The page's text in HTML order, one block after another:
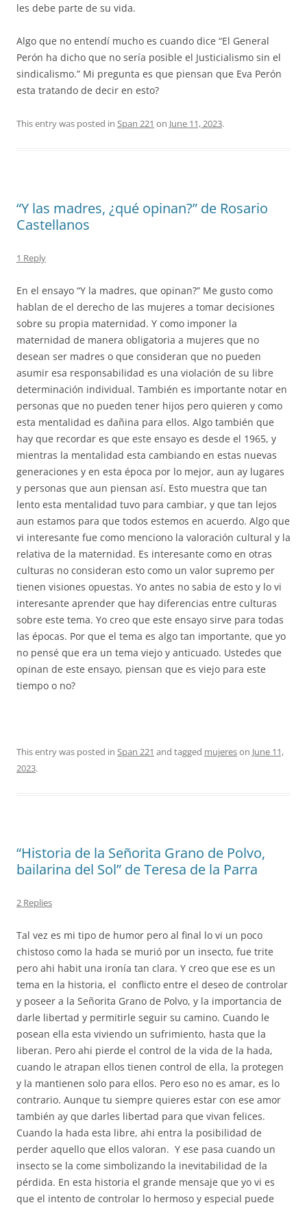
les debe parte de su vida.
Algo que no entendí mucho es cuando dice “El General
Perón ha dicho que no sería posible el Justicialismo sin el
sindicalismo.” Mi pregunta es que piensan que Eva Perón
esta tratando de decir en esto?
This entry was posted in Span 221 on June 11, 2023.
“Y las madres, ¿qué opinan?” de Rosario
Castellanos
1 Reply
En el ensayo “Y la madres, que opinan?” Me gusto como
hablan de el derecho de las mujeres a tomar decisiones
sobre su propia maternidad. Y como imponer la
maternidad de manera obligatoria a mujeres que no
desean ser madres o que consideran que no pueden
asumir esa responsabilidad es una violación de su libre
determinación individual. También es importante notar en
personas que no pueden tener hijos pero quieren y como
esta mentalidad es dañina para ellos. Algo también que
hay que recordar es que este ensayo es desde el 1965, y
mientras la mentalidad esta cambiando en estas nuevas
generaciones y en esta época por lo mejor, aun ay lugares
y personas que aun piensan así. Esto muestra que tan
lento esta mentalidad tuvo para cambiar, y que tan lejos
aun estamos para que todos estemos en acuerdo. Algo que
vi interesante fue como menciono la valoración cultural y la
relativa de la maternidad. Es interesante como en otras
culturas no consideran esto como un valor supremo per
tienen visiones opuestas. Yo antes no sabia de esto y lo vi
interesante aprender que hay diferencias entre culturas
sobre este tema. Yo creo que este ensayo sirve para todas
las épocas. Por que el tema es algo tan importante, que yo
no pensé que era un tema viejo y anticuado. Ustedes que
opinan de este ensayo, piensan que es viejo para este
tiempo o no?
This entry was posted in Span 221 and tagged mujereson June 11,
2023.
“Historia de la Señorita Grano de Polvo,
bailarina del Sol” de Teresa de la Parra
2 Replies
Tal vez es mi tipo de humor pero al final lo vi un poco
chistoso como la hada se murió por un insecto, fue trite
pero ahi habit una ironía tan clara. Y creo que ese es un
tema en la historia, el conflicto entre el deseo de controlar
y poseer a la Señorita Grano de Polvo, y la importancia de
darle libertad y permitirle seguir su camino. Cuando le
posean ella esta viviendo un sufrimiento, hasta que la
liberan. Pero ahi pierde el control de la vida de la hada,
cuando le atrapan ellos tienen control de ella, la protegen
y la mantienen solo para ellos. Pero eso no es amar, es lo
contrario. Aunque tu siempre quieres estar con ese amor
también ay que darles libertad para que vivan felices.
Cuando la hada esta libre, ahi entra la posibilidad de
perder aquello que ellos valoran. Y ese pasa cuando un
insecto se la come simbolizando la inevitabilidad de la
pérdida. En esta historia el grande mensaje que yo vi es
que el intento de controlar lo hermoso y especial puede